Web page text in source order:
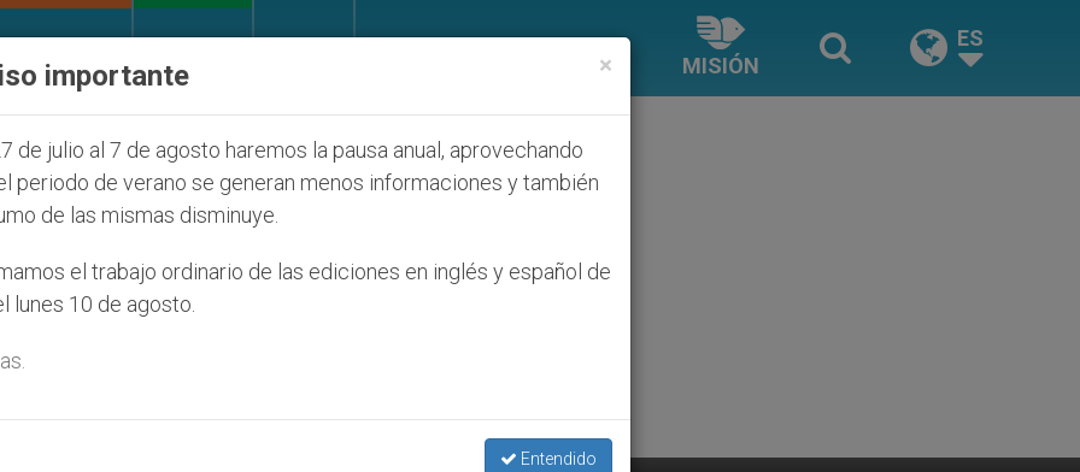
MISIÓN
ES
×
importante
de julio al 7 de agosto haremos la pausa anual, aprovechando
periodo de verano se generan menos informaciones y también
de las mismas disminuye.
el trabajo ordinario de las ediciones en inglés y español de
lunes 10 de agosto.
Entendido